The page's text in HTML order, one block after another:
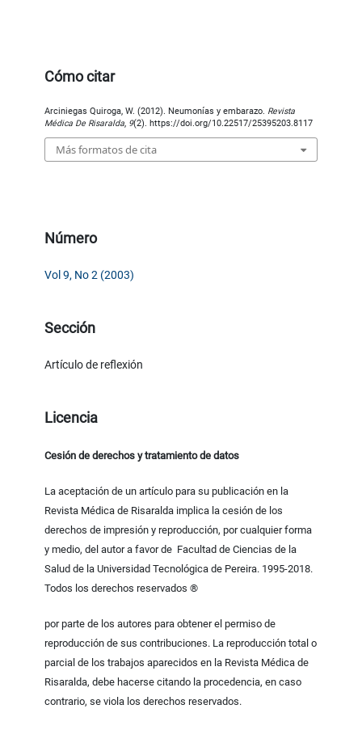
Cómo citar
Arciniegas Quiroga, W. (2012). Neumonías y embarazo. Revista
Médica De Risaralda, 9(2). https://doi.org/10.22517/25395203.8117
Más formatos de cita
Número
Vol 9, No 2 (2003)
Sección
Artículo de reflexión
Licencia
Cesión de derechos y tratamiento de datos
La aceptación de un artículo para su publicación en la
Revista Médica de Risaralda implica la cesión de los
derechos de impresión y reproducción, por cualquier forma
y medio, del autor a favor de Facultad de Ciencias de la
Salud de la Universidad Tecnológica de Pereira. 1995-2018.
Todos los derechos reservados ®
por parte de los autores para obtener el permiso de
reproducción de sus contribuciones. La reproducción total o
parcial de los trabajos aparecidos en la Revista Médica de
Risaralda, debe hacerse citando la procedencia, en caso
contrario, se viola los derechos reservados.